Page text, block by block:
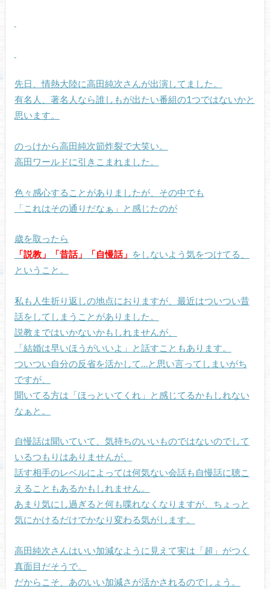
先日、情熱大陸に高田純次さんが出演してました。
有名人、著名人なら誰しもが出たい番組の1つではないかと
思います。
のっけから高田純次節炸裂で大笑い。
高田ワールドに引きこまれました。
色々感心することがありましたが、その中でも
「これはその通りだなぁ」と感じたのが
歳を取ったら
「説教」「昔話」「自慢話」 をしないよう気をつけてる、
ということ。
私も人生折り返しの地点におりますが、最近はついつい昔
話をしてしまうことがありました。
説教まではいかないかもしれませんが、
「結婚は早いほうがいいよ」と話すこともあります。
ついつい自分の反省を活かして…と思い言ってしまいがち
ですが、
聞いてる方は「ほっといてくれ」と感じてるかもしれない
なぁと。
自慢話は聞いていて、気持ちのいいものではないのでして
いるつもりはありませんが、
話す相手のレベルによっては何気ない会話も自慢話に聴こ
えることもあるかもしれません。
あまり気にし過ぎると何も喋れなくなりますが、ちょっと
気にかけるだけでかなり変わる気がします。
高田純次さんはいい加減なように見えて実は「超」がつく
真面目だそうで。
だからこそ、あのいい加減さが活かされるのでしょう。